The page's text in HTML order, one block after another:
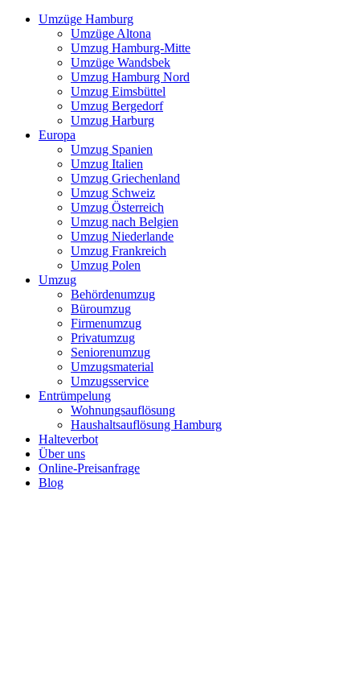
Umzüge Hamburg
Umzüge Altona
Umzug Hamburg-Mitte
Umzüge Wandsbek
Umzug Hamburg Nord
Umzug Eimsbüttel
Umzug Bergedorf
Umzug Harburg
Europa
Umzug Spanien
Umzug Italien
Umzug Griechenland
Umzug Schweiz
Umzug Österreich
Umzug nach Belgien
Umzug Niederlande
Umzug Frankreich
Umzug Polen
Umzug
Behördenumzug
Büroumzug
Firmenumzug
Privatumzug
Seniorenumzug
Umzugsmaterial
Umzugsservice
Entrümpelung
Wohnungsauflösung
Haushaltsauflösung Hamburg
Halteverbot
Über uns
Online-Preisanfrage
Blog